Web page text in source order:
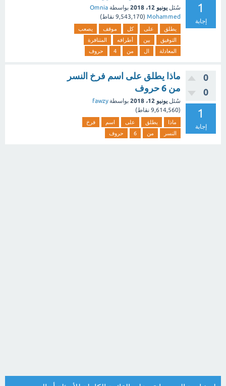
1
إجابة
سُئل يونيو 12، 2018 بواسطة Omnia
Mohammed
(
9,543,170 نقاط)
يطلق على كل موقف
يصعب
التوفيق
بين أطرافه
المتنافرة
المعادلة
ال من 4 حروف
0
0
1
إجابة
ماذا يطلق على اسم فرخ النسر
من 6 حروف
سُئل يونيو 12، 2018 بواسطةfawzy
(
9,614,560 نقاط)
ماذا يطلق على اسم
فرخ
النسر
من 6 حروف